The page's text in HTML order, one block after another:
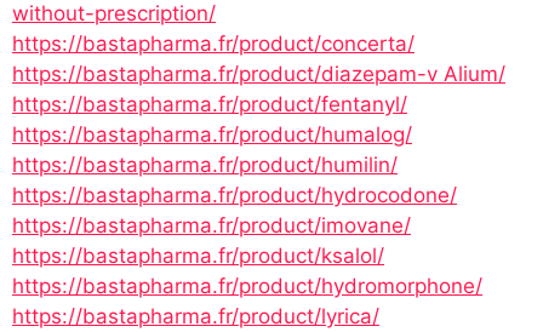
without-prescription/
https://bastapharma.fr/product/concerta/
https://bastapharma.fr/product/diazepam-v Alium/
https://bastapharma.fr/product/fentanyl/
https://bastapharma.fr/product/humalog/
https://bastapharma.fr/product/humilin/
https://bastapharma.fr/product/hydrocodone/
https://bastapharma.fr/product/imovane/
https://bastapharma.fr/product/ksalol/
https://bastapharma.fr/product/hydromorphone/
https://bastapharma.fr/product/lyrica/